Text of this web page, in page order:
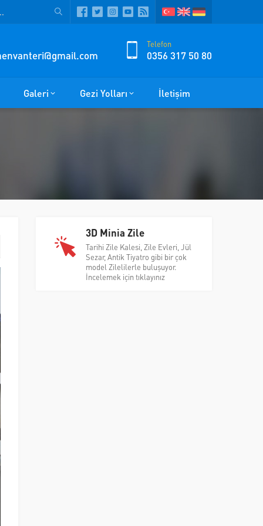
Telefon
0356 317 50 80
Galeri Gezi Yolları İletişim
3D Minia Zile
Tarihi Zile Kalesi, Zile Evleri, Jül
Sezar, Antik Tiyatro gibi bir çok
model Zilelilerle buluşuyor.
İncelemek için tıklayınız